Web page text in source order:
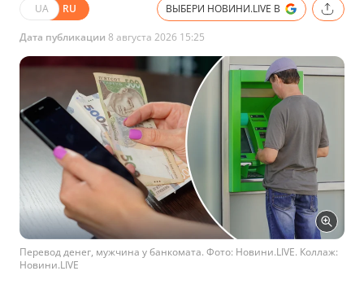
UA RU ВЫБЕРИ НОВИНИ.LIVE В
Дата публикации 8 августа 2026 15:25
Перевод денег, мужчина у банкомата. Фото: Новини.LIVE. Коллаж:
Новини.LIVE